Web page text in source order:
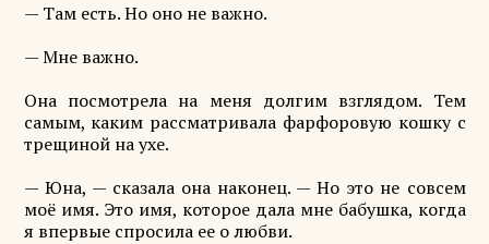
— Там есть. Но оно не важно.
— Мне важно.
Она посмотрела на меня долгим взглядом. Тем
самым, каким рассматривала фарфоровую кошку с
трещиной на ухе.
— Юна, — сказала она наконец. — Но это не совсем
моё имя. Это имя, которое дала мне бабушка, когда
я впервые спросила ее о любви.